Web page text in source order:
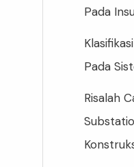
Pada
Pada
Risalah